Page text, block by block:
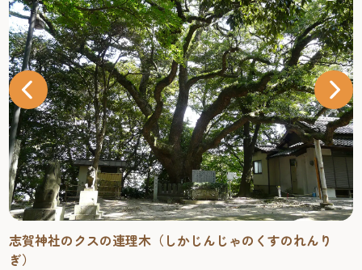
志賀神社のクスの連理木（しかじんじゃのくすのれんり
ぎ）